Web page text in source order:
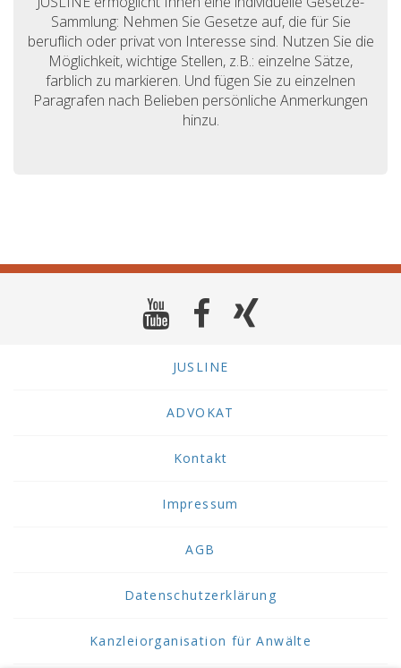
Sammlung: Nehmen Sie Gesetze auf, die für Sie
beruflich oder privat von Interesse sind. Nutzen Sie die
Möglichkeit, wichtige Stellen, z.B.: einzelne Sätze,
farblich zu markieren. Und fügen Sie zu einzelnen
Paragrafen nach Belieben persönliche Anmerkungen
hinzu.
JUSLINE
ADVOKAT
Kontakt
Impressum
AGB
Datenschutzerklärung
Kanzleiorganisation für Anwälte